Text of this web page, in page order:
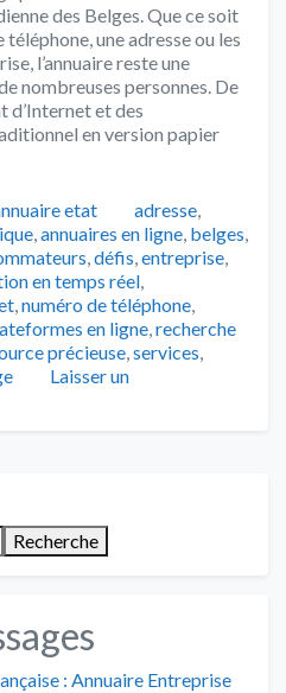
des Belges. Que ce soit
une adresse ou les
l’annuaire reste une
nombreuses personnes. De
d’Internet et des
en version papier
etat Tags
adresse,
,annuaires en ligne, belges,
,défis,entreprise,
en temps réel,
,numéro de téléphone,
en ligne,recherche
précieuse,services,
Laisser un
Recherche
: Annuaire Entreprise